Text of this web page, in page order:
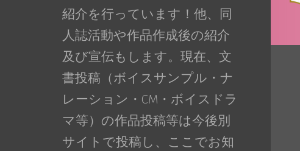
紹介を行っています！他、同
人誌活動や作品作成後の紹介
及び宣伝もします。現在、文
書投稿（ボイスサンプル・ナ
レーション・CM・ボイスドラ
マ等）の作品投稿等は今後別
サイトで投稿し、ここでお知